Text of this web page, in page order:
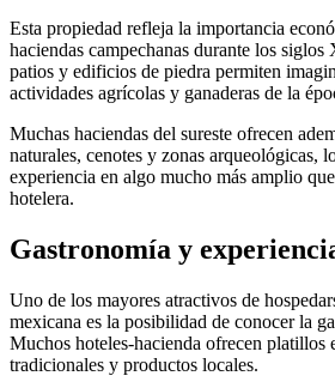
Esta propiedad refleja la importancia
haciendas campechanas durante los
patios y edificios de piedra permiten
actividades agrícolas y ganaderas de la
Muchas haciendas del sureste ofrecen
naturales, cenotes y zonas arqueológicas,
experiencia en algo mucho más amplio
hotelera.
Gastronomía y
Uno de los mayores atractivos de
mexicana es la posibilidad de conocer la
Muchos hoteles-hacienda ofrecen platillos
tradicionales y productos locales.